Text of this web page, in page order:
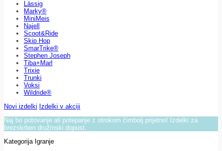
Lässig
Marky®
MiniMeis
Najell
Scoot&Ride
Skip Hop
SmarTrike®
Stephen Joseph
Tiba+Marl
Trixie
Trunki
Voksi
Wildride®
Novi izdelki Izdelki v akciji
Naj bo potovanje ali potepanje z otrokom čimbolj prijetno! Izdelki za
brezskrben družinski dopust.
Kategorija Igranje